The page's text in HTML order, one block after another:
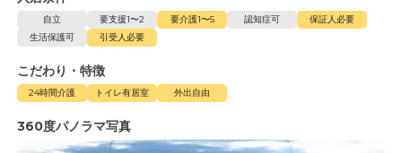
自立 要支援1〜2 要介護1〜5 認知症可
保証人必要
生活保護可
引受人必要
こだわり・特徴
24時間介護 トイレ有居室 外出自由
360度パノラマ写真